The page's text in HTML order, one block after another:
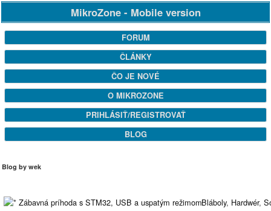
MikroZone - Mobile version
FORUM
ČLÁNKY
ČO JE NOVÉ
O MIKROZONE
PRIHLÁSIŤ/REGISTROVAŤ
BLOG
Blog by wek
Zábavná príhoda s STM32, USB a uspatým režimomBláboly, Hardwér,